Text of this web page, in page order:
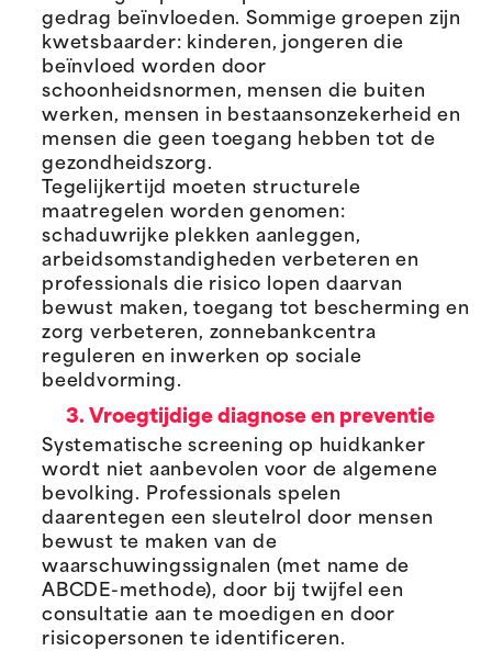
gedrag beïnvloeden. Sommige groepen zijn
kwetsbaarder: kinderen, jongeren die
beïnvloed worden door
schoonheidsnormen, mensen die buiten
werken, mensen in bestaansonzekerheid en
mensen die geen toegang hebben tot de
gezondheidszorg.
Tegelijkertijd moeten structurele
maatregelen worden genomen:
schaduwrijke plekken aanleggen,
arbeidsomstandigheden verbeteren en
professionals die risico lopen daarvan
bewust maken, toegang tot bescherming en
zorg verbeteren, zonnebankcentra
reguleren en inwerken op sociale
beeldvorming.
3. Vroegtijdige diagnose en preventie
Systematische screening op huidkanker
wordt niet aanbevolen voor de algemene
bevolking. Professionals spelen
daarentegen een sleutelrol door mensen
bewust te maken van de
waarschuwingssignalen (met name de
ABCDE-methode), door bij twijfel een
consultatie aan te moedigen en door
risicopersonen te identificeren.